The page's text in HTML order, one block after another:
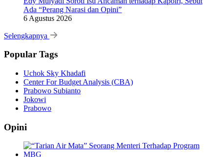
Ada “Perang Narasi dan Opini”
6 Agustus 2026
Selengkapnya
Popular Tags
Uchok Sky Khadafi
Center For Budget Analysis (CBA)
Prabowo Subianto
Jokowi
Prabowo
Opini